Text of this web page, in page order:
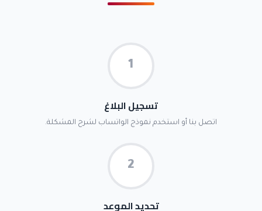
1
تسجيل البلاغ
اتصل بنا أو استخدم نموذج الواتساب لشرح المشكلة.
2
تحديد الموعد